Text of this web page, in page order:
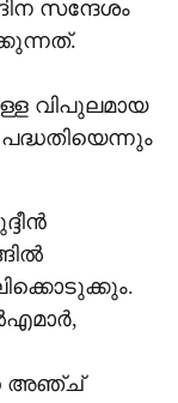
സന്ദേശം
വിപുലമായ
അഞ്ച്